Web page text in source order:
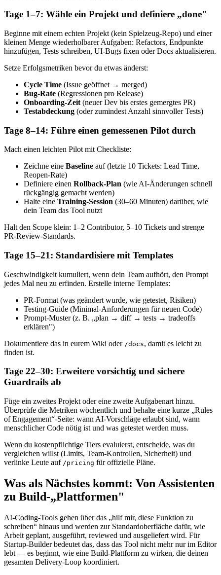
Tage 1–7: Wähle ein Projekt und definiere „done"
Beginne mit einem echten Projekt (kein Spielzeug-Repo) und einer
kleinen Menge wiederholbarer Aufgaben: Refactors, Endpunkte
hinzufügen, Tests schreiben, UI-Bugs fixen oder Docs aktualisieren.
Setze Erfolgsmetriken bevor du etwas änderst:
Cycle Time (Issue geöffnet → merged)
Bug-Rate (Regressionen pro Release)
Onboarding-Zeit (neuer Dev bis erstes gemergtes PR)
Testabdeckung (oder zumindest Anzahl sinnvoller Tests)
Tage 8–14: Führe einen gemessenen Pilot durch
Mach einen leichten Pilot mit Checkliste:
Zeichne eine Baseline auf (letzte 10 Tickets: Lead Time,
Reopen-Rate)
Definiere einen Rollback-Plan (wie AI-Änderungen schnell
rückgängig gemacht werden)
Halte eine Training-Session (30–60 Minuten) darüber, wie
dein Team das Tool nutzt
Halt den Scope klein: 1–2 Contributor, 5–10 Tickets und strenge
PR-Review-Standards.
Tage 15–21: Standardisiere mit Templates
Geschwindigkeit kumuliert, wenn dein Team aufhört, den Prompt
jedes Mal neu zu erfinden. Erstelle interne Templates:
PR-Format (was geändert wurde, wie getestet, Risiken)
Testing-Guide (Minimal-Anforderungen für neuen Code)
Prompt-Muster (z. B. „plan → diff → tests → tradeoffs
erklären")
Dokumentiere das in eurem Wiki oder /docs, damit es leicht zu
finden ist.
Tage 22–30: Erweitere vorsichtig und sichere
Guardrails ab
Füge ein zweites Projekt oder eine zweite Aufgabenart hinzu.
Überprüfe die Metriken wöchentlich und behalte eine kurze „Rules
of Engagement“-Seite: wann AI-Vorschläge erlaubt sind, wann
menschlicher Code nötig ist und was getestet werden muss.
Wenn du kostenpflichtige Tiers evaluierst, entscheide, was du
vergleichen willst (Limits, Team-Kontrollen, Sicherheit) und
verlinke Leute auf /pricing für offizielle Pläne.
Was als Nächstes kommt: Von Assistenten
zu Build-„Plattformen"
AI-Coding-Tools gehen über das „hilf mir, diese Funktion zu
schreiben“ hinaus und werden zur Standardoberfläche dafür, wie
Arbeit geplant, ausgeführt, reviewed und ausgeliefert wird. Für
Startup-Builder bedeutet das, dass das Tool nicht mehr nur im Editor
lebt — es beginnt, wie eine Build-Plattform zu wirken, die deinen
gesamten Delivery-Loop koordiniert.